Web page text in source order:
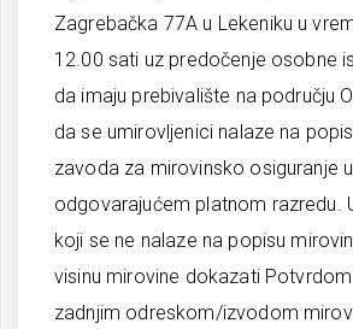
Zagrebačka 77A u Lekeniku u
12.00 sati uz predočenje osobne
da imaju prebivalište na području
da se umirovljenici nalaze na
zavoda za mirovinsko osiguranje u
odgovarajućem platnom razredu.
koji se ne nalaze na popisu
visinu mirovine dokazati Potvrdom
zadnjim odreskom/izvodom